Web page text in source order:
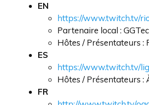
EN
https://www.twitch.tv/
Partenaire local :
Hôtes / Présentateurs :
ES
https://www.twitch.tv/
Hôtes / Présentateurs :
FR